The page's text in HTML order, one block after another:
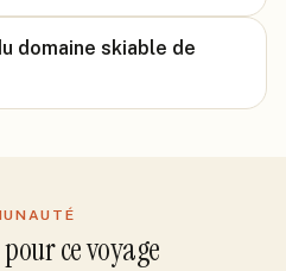
domaine skiable de
ce voyage